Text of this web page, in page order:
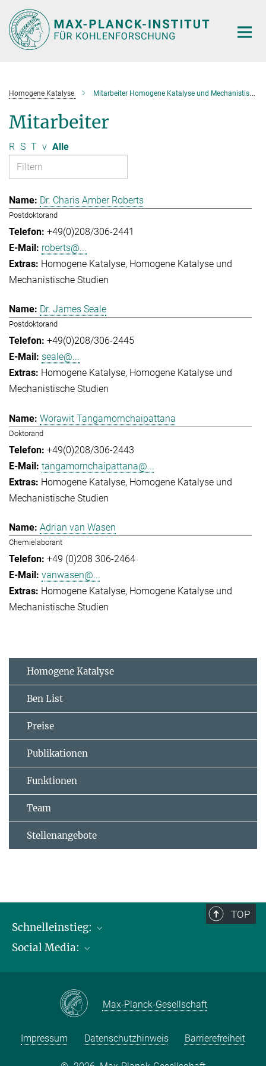
Hauptinhalt
Homogene Katalyse Mitarbeiter Homogene Katalyse und Mechanistische Studien
Mitarbeiter
R S T v Alle
Dr. Charis Amber Roberts
Postdoktorand
+49(0)208/306-2441
roberts@...
Homogene Katalyse Homogene Katalyse und
Mechanistische Studien
Dr. James Seale
Postdoktorand
+49(0)208/306-2445
seale@...
Homogene Katalyse Homogene Katalyse und
Mechanistische Studien
Worawit Tangamornchaipattana
Doktorand
+49(0)208/306-2443
tangamornchaipattana@...
Homogene Katalyse Homogene Katalyse und
Mechanistische Studien
Adrian van Wasen
Chemielaborant
+49 (0)208 306-2464
vanwasen@...
Homogene Katalyse Homogene Katalyse und
Mechanistische Studien
Homogene Katalyse
Ben List
Preise
Publikationen
Funktionen
Team
Stellenangebote
TOP
Schnelleinstieg:
Publikationen
Kontakt und Anfahrtsbeschreibung
Social Media:
Max-Planck-Gesellschaft
Impressum Datenschutzhinweis Barrierefreiheit